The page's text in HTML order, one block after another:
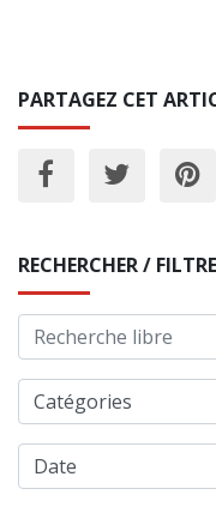
PARTAGEZ CET
RECHERCHER /